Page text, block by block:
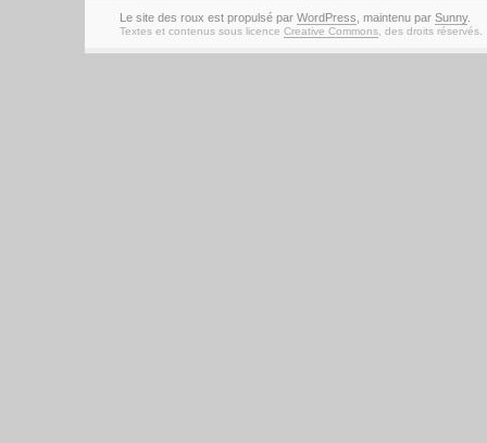
Le site des roux est propulsé par WordPress , maintenu par Sunny.
Textes et contenus sous licence Creative Commons, des droits réservés.